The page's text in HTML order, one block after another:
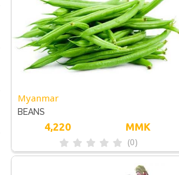
Myanmar
BEANS
4,220 MMK
(0)